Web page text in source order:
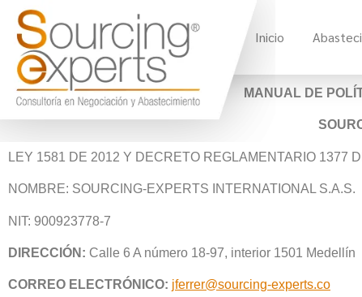
Inicio
MANUAL DE
LEY 1581 DE 2012 Y DECRETO REGLAMENTARIO 1377
NOMBRE: SOURCING-EXPERTS INTERNATIONAL S.A.S.
NIT: 900923778-7
DIRECCIÓN: Calle 6 A número 18-97, interior 1501 Medellín
CORREO ELECTRÓNICO: jferrer@sourcing-experts.co